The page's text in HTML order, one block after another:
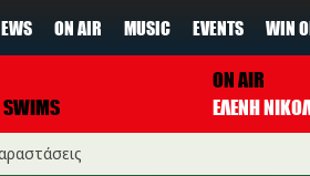
ON AIR MUSIC EVENTS WIN
SWIMS
ON AIR
ΕΛΕΝΗ